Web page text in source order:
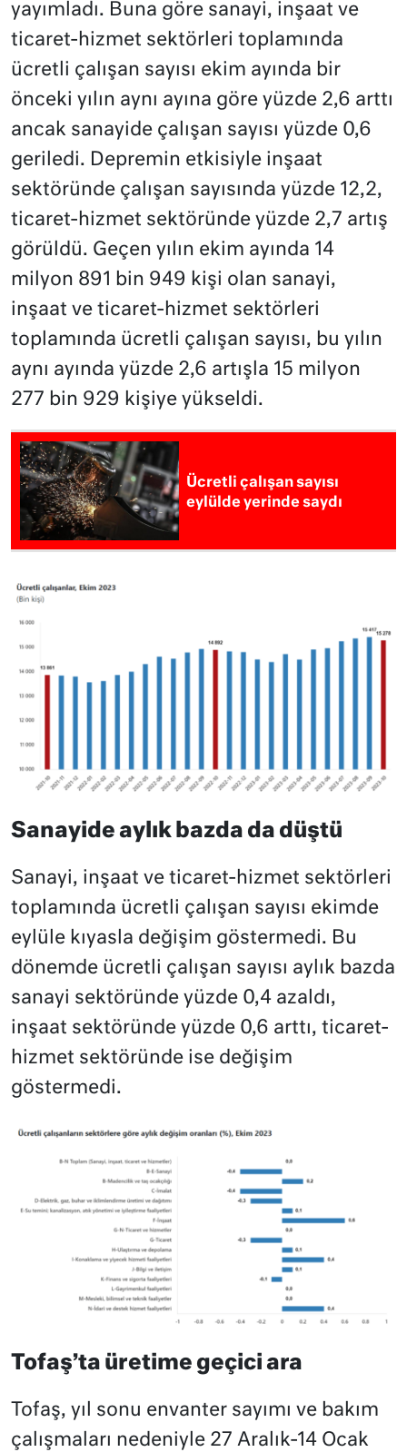
yayımladı. Buna göre sanayi, inşaat ve
ticaret-hizmet sektörleri toplamında
ücretli çalışan sayısı ekim ayında bir
önceki yılın aynı ayına göre yüzde 2,6 arttı
ancak sanayide çalışan sayısı yüzde 0,6
geriledi. Depremin etkisiyle inşaat
sektöründe çalışan sayısında yüzde 12,2,
ticaret-hizmet sektöründe yüzde 2,7 artış
görüldü. Geçen yılın ekim ayında 14
milyon 891 bin 949 kişi olan sanayi,
inşaat ve ticaret-hizmet sektörleri
toplamında ücretli çalışan sayısı, bu yılın
aynı ayında yüzde 2,6 artışla 15 milyon
277 bin 929 kişiye yükseldi.
Ücretli çalışan sayısı
eylülde yerinde saydı
Sanayide aylık bazda da düştü
Sanayi, inşaat ve ticaret-hizmet sektörleri
toplamında ücretli çalışan sayısı ekimde
eylüle kıyasla değişim göstermedi. Bu
dönemde ücretli çalışan sayısı aylık bazda
sanayi sektöründe yüzde 0,4 azaldı,
inşaat sektöründe yüzde 0,6 arttı, ticaret-
hizmet sektöründe ise değişim
göstermedi.
Tofaş’ta üretime geçici ara
Tofaş, yıl sonu envanter sayımı ve bakım
çalışmaları nedeniyle 27 Aralık-14 Ocak